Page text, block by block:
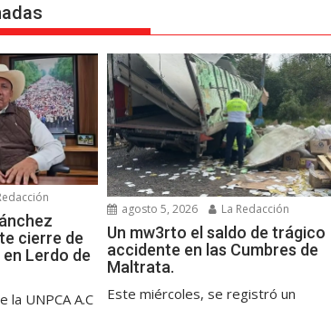
cierre de
Lerdo de
la UNPCA A.C
agosto 5, 2026 La Redacción
Un mw3rto el saldo de trágico
accidente en las Cumbres de
Maltrata.
Este miércoles, se registró un